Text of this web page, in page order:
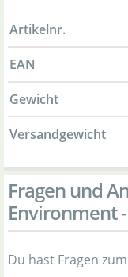
Artikelnr.
EAN
Gewicht
Versandgewicht
Fragen und
Environment
Du hast Fragen